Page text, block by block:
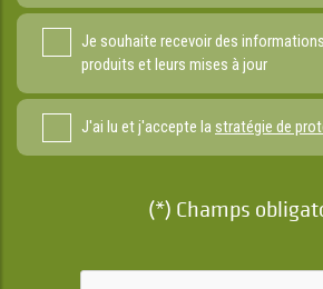
Je souhaite recevoir des
produits et leurs mises à jour
J'ai lu et j'accepte lastratégie de
(*) Champs